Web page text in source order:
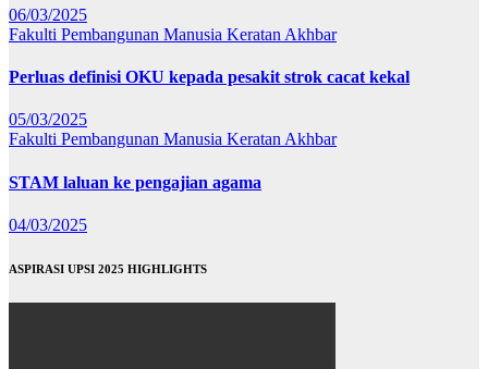
06/03/2025
Fakulti Pembangunan Manusia Keratan Akhbar
Perluas definisi OKU kepada pesakit strok cacat kekal
05/03/2025
Fakulti Pembangunan Manusia Keratan Akhbar
STAM laluan ke pengajian agama
04/03/2025
ASPIRASI UPSI 2025 HIGHLIGHTS